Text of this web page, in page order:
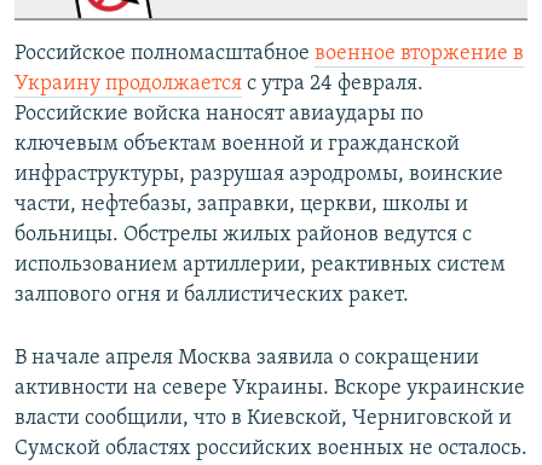
Российское полномасштабное военное вторжение в
Украину продолжается с утра 24 февраля.
Российские войска наносят авиаудары по
ключевым объектам военной и гражданской
инфраструктуры, разрушая аэродромы, воинские
части, нефтебазы, заправки, церкви, школы и
больницы. Обстрелы жилых районов ведутся с
использованием артиллерии, реактивных систем
залпового огня и баллистических ракет.
В начале апреля Москва заявила о сокращении
активности на севере Украины. Вскоре украинские
власти сообщили, что в Киевской, Черниговской и
Сумской областях российских военных не осталось.